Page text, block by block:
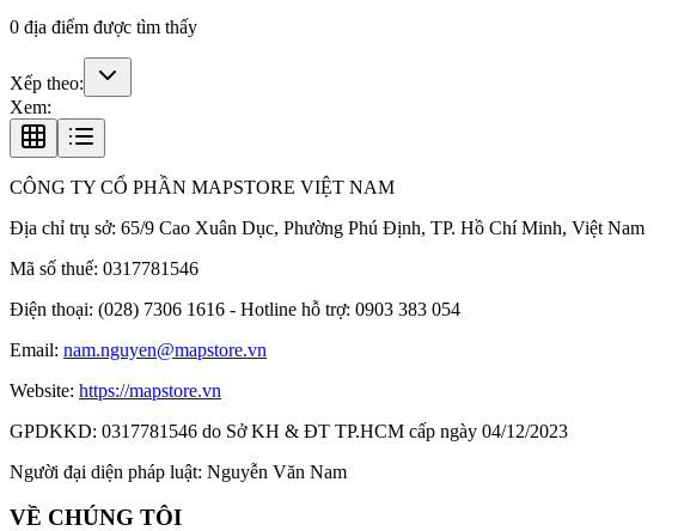
0 địa điểm được tìm thấy
Xếp theo:
Xem:
CÔNG TY CỔ PHẦN MAPSTORE VIỆT NAM
Địa chỉ trụ sở: 65/9 Cao Xuân Dục, Phường Phú Định, TP. Hồ Chí Minh, Việt Nam
Mã số thuế: 0317781546
Điện thoại: (028) 7306 1616 - Hotline hỗ trợ: 0903 383 054
Email: nam.nguyen@mapstore.vn
Website: https://mapstore.vn
GPDKKD: 0317781546 do Sở KH & ĐT TP.HCM cấp ngày 04/12/2023
Người đại diện pháp luật: Nguyễn Văn Nam
VỀ CHÚNG TÔI